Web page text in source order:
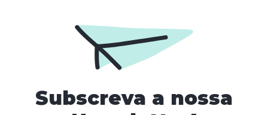
Subscreva a nossa